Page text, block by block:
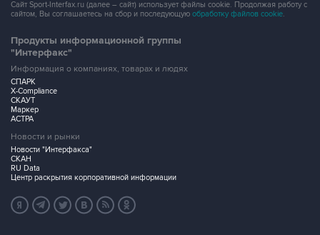
Сайт Sport-Interfax.ru (далее – сайт) использует файлы cookie. Продолжая работу с
сайтом, Вы соглашаетесь на сбор и последующую обработку файлов cookie.
Продукты информационной группы
"Интерфакс"
Информация о компаниях, товарах и людях
СПАРК
X-Compliance
СКАУТ
Маркер
АСТРА
Новости и рынки
Новости "Интерфакса"
СКАН
RU Data
Центр раскрытия корпоративной информации